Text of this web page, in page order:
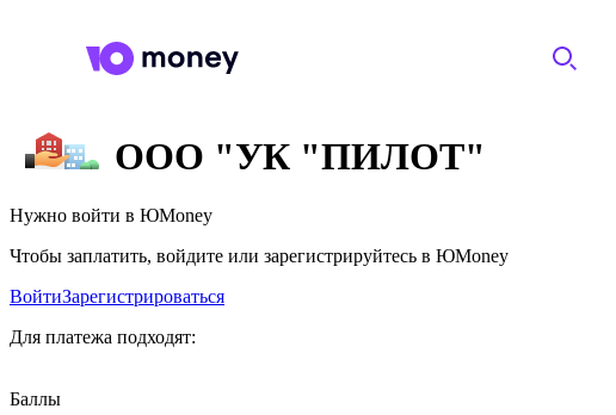
ООО "УК "ПИЛОТ"
Нужно войти в ЮMoney
Чтобы заплатить, войдите или зарегистрируйтесь в ЮMoney
ВойтиЗарегистрироваться
Для платежа подходят:
Баллы